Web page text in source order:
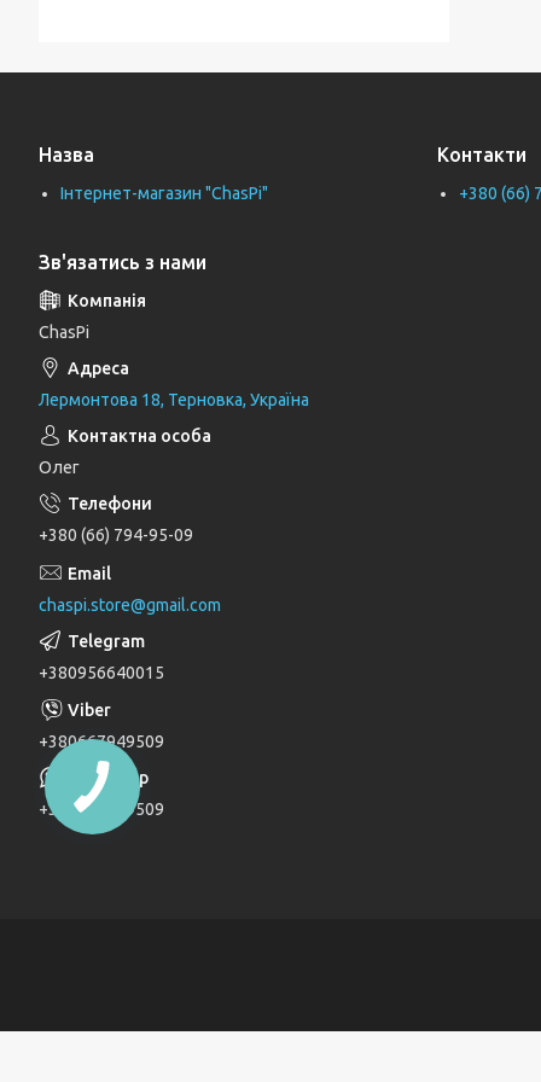
Труби каналізаційні
Унітази
Циркуляційні насоси
Генератори
Шлангові під'єднання та перемикаючі
вентилі
Тримачі, кронштейни та штанги для
душу
Лійки для душу
Душові комплекти
Трапи
Паяльники для пластикових труб
Дзеркала
Дитячі ліжечка
Кухонні модулі
Назва
Інтернет-магазин "ChasPi"
Контакти
+380 (66)
Зв'язатись з нами
ChasPi
Лермонтова 18, Терновка, Україна
Олег
+380 (66) 794-95-09
chaspi.store@gmail.com
+380956640015
+380667949509
+380667949509